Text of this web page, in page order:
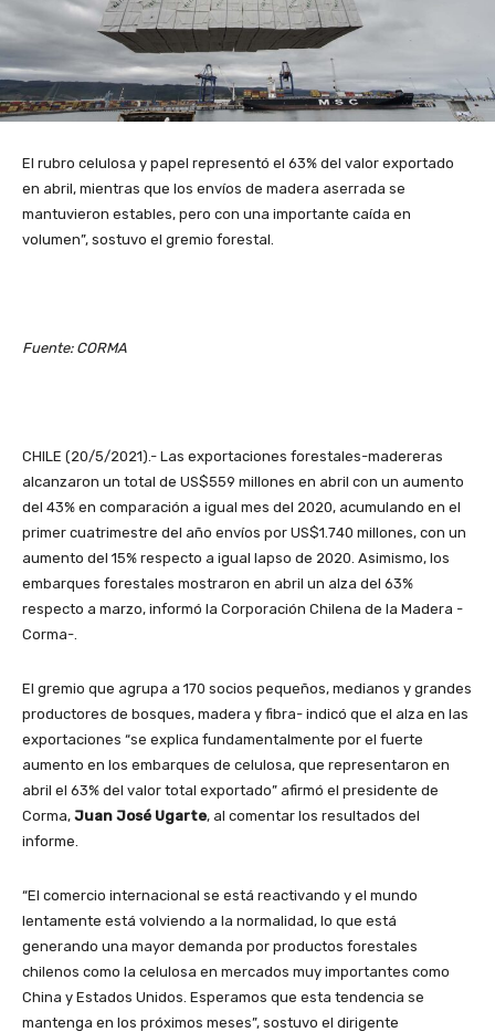
El rubro celulosa y papel representó el 63% del valor exportado
en abril, mientras que los envíos de madera aserrada se
mantuvieron estables, pero con una importante caída en
volumen”, sostuvo el gremio forestal.
Fuente: CORMA
CHILE (20/5/2021).- Las exportaciones forestales-madereras
alcanzaron un total de US$559 millones en abril con un aumento
del 43% en comparación a igual mes del 2020, acumulando en el
primer cuatrimestre del año envíos por US$1.740 millones, con un
aumento del 15% respecto a igual lapso de 2020. Asimismo, los
embarques forestales mostraron en abril un alza del 63%
respecto a marzo, informó la Corporación Chilena de la Madera -
Corma-.
El gremio que agrupa a 170 socios pequeños, medianos y grandes
productores de bosques, madera y fibra- indicó que el alza en las
exportaciones “se explica fundamentalmente por el fuerte
aumento en los embarques de celulosa, que representaron en
abril el 63% del valor total exportado” afirmó el presidente de
Corma, Juan José Ugarte, al comentar los resultados del
informe.
“El comercio internacional se está reactivando y el mundo
lentamente está volviendo a la normalidad, lo que está
generando una mayor demanda por productos forestales
chilenos como la celulosa en mercados muy importantes como
China y Estados Unidos. Esperamos que esta tendencia se
mantenga en los próximos meses”, sostuvo el dirigente